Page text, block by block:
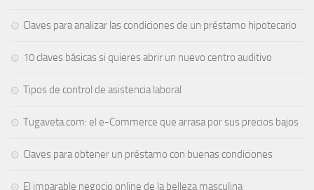
Claves para analizar las condiciones de un préstamo hipotecario
10 claves básicas si quieres abrir un nuevo centro auditivo
Tipos de control de asistencia laboral
Tugaveta.com: el e-Commerce que arrasa por sus precios bajos
Claves para obtener un préstamo con buenas condiciones
El imparable negocio online de la belleza masculina